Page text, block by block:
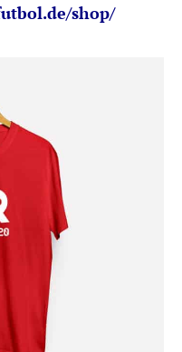
shop/